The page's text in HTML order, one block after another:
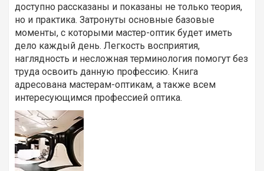
доступно рассказаны и показаны не только теория,
но и практика. Затронуты основные базовые
моменты, с которыми мастер-оптик будет иметь
дело каждый день. Легкость восприятия,
наглядность и несложная терминология помогут без
труда освоить данную профессию. Книга
адресована мастерам-оптикам, а также всем
интересующимся профессией оптика.